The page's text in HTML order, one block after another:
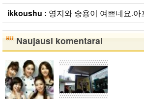
ikkoushu : 영지와 숭용이 여쁘네요.
Naujausi komentarai